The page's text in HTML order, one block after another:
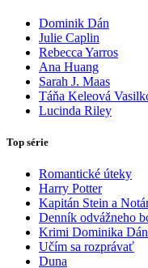
Dominik Dán
Julie Caplin
Rebecca Yarros
Ana Huang
Sarah J. Maas
Táňa Keleová
Lucinda Riley
Top série
Romantické úteky
Harry Potter
Kapitán Stein a
Denník odvážneho
Krimi Dominika
Učím sa rozprávať
Duna